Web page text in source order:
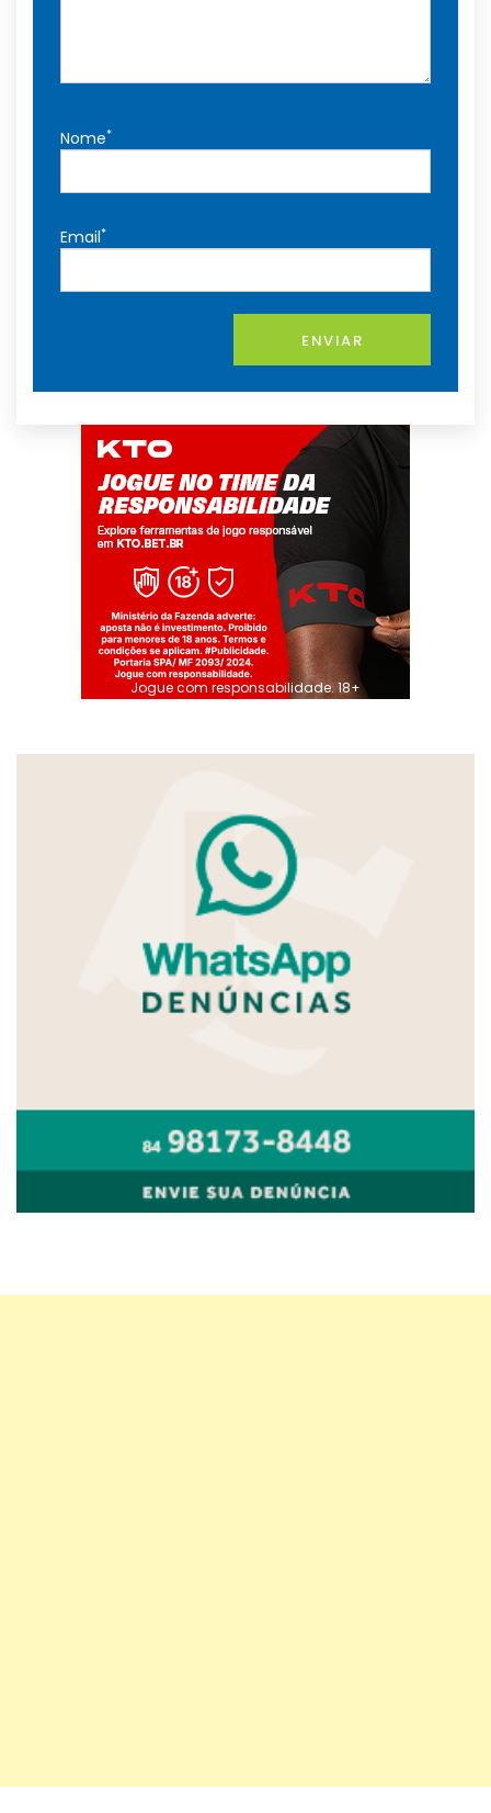
Nome*
Email*
ENVIAR
Jogue com responsabilidade. 18+